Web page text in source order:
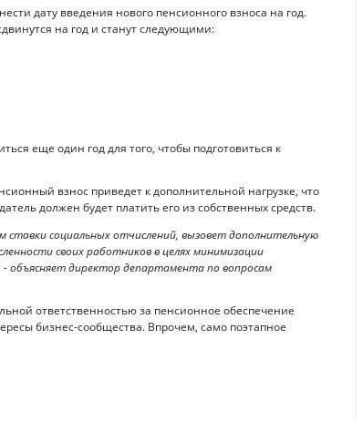
дату введения нового пенсионного взноса на год.
на год и станут следующими:
еще один год для того, чтобы подготовиться к
взнос приведет к дополнительной нагрузке, что
должен будет платить его из собственных средств.
ставки социальных отчислений, вызовет дополнительную
своих работников в целях минимизации
объясняет директор департамента по вопросам
ответственностью за пенсионное обеспечение
бизнес-сообщества. Впрочем, само поэтапное